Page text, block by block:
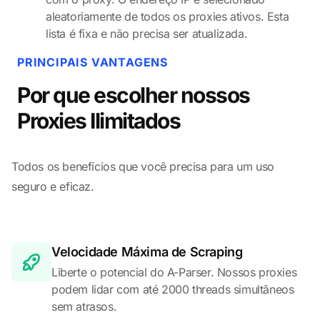
aleatoriamente de todos os proxies ativos. Esta
lista é fixa e não precisa ser atualizada.
PRINCIPAIS VANTAGENS
Por que escolher nossos
Proxies Ilimitados
Todos os benefícios que você precisa para um uso
seguro e eficaz.
Velocidade Máxima de Scraping
Liberte o potencial do A-Parser. Nossos proxies
podem lidar com até 2000 threads simultâneos
sem atrasos.